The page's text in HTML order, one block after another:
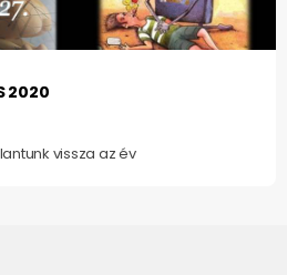
2020
vissza az év